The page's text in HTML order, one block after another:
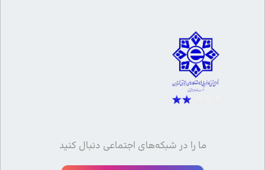
ما را در شبکه‌های اجتماعی دنبال کنید